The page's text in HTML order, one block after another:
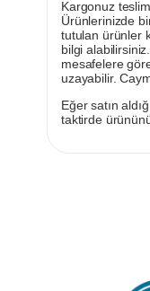
Kargonuz
Ürünlerinizde
tutulan ürünler
bilgi
mesafelere
uzayabilir.
Eğer satın
taktirde